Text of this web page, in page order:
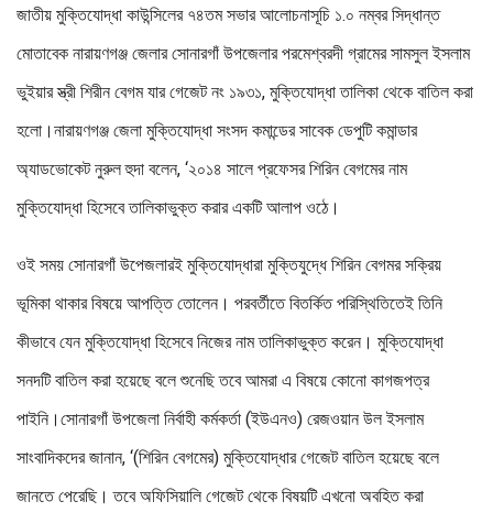
জাতীয় মুক্তিযোদ্ধা কাউন্সিলের ৭৪তম সভার আলোচনাসূচি ১.০ নম্বর সিদ্ধান্ত
মোতাবেক নারায়ণগঞ্জ জেলার সোনারগাঁ উপজেলার পরমেশ্বরদী গ্রামের সামসুল ইসলাম
ভুইয়ার স্ত্রী শিরীন বেগম যার গেজেট নং ১৯৩১, মুক্তিযোদ্ধা তালিকা থেকে বাতিল করা
হলো।নারায়ণগঞ্জ জেলা মুক্তিযোদ্ধা সংসদ কমান্ডের সাবেক ডেপুটি কমান্ডার
অ্যাডভোকেট নুরুল হুদা বলেন, ‘২০১৪ সালে প্রফেসর শিরিন বেগমের নাম
মুক্তিযোদ্ধা হিসেবে তালিকাভুক্ত করার একটি আলাপ ওঠে।
ওই সময় সোনারগাঁ উপেজলারই মুক্তিযোদ্ধারা মুক্তিযুদ্ধে শিরিন বেগমর সক্রিয়
ভূমিকা থাকার বিষয়ে আপত্তি তোলেন। পরবর্তীতে বিতর্কিত পরিস্থিতিতেই তিনি
কীভাবে যেন মুক্তিযোদ্ধা হিসেবে নিজের নাম তালিকাভুক্ত করেন। মুক্তিযোদ্ধা
সনদটি বাতিল করা হয়েছে বলে শুনেছি তবে আমরা এ বিষয়ে কোনো কাগজপত্র
পাইনি।সোনারগাঁ উপজেলা নির্বাহী কর্মকর্তা (ইউএনও) রেজওয়ান উল ইসলাম
সাংবাদিকদের জানান, ‘(শিরিন বেগমের) মুক্তিযোদ্ধার গেজেট বাতিল হয়েছে বলে
জানতে পেরেছি। তবে অফিসিয়ালি গেজেট থেকে বিষয়টি এখনো অবহিত করা